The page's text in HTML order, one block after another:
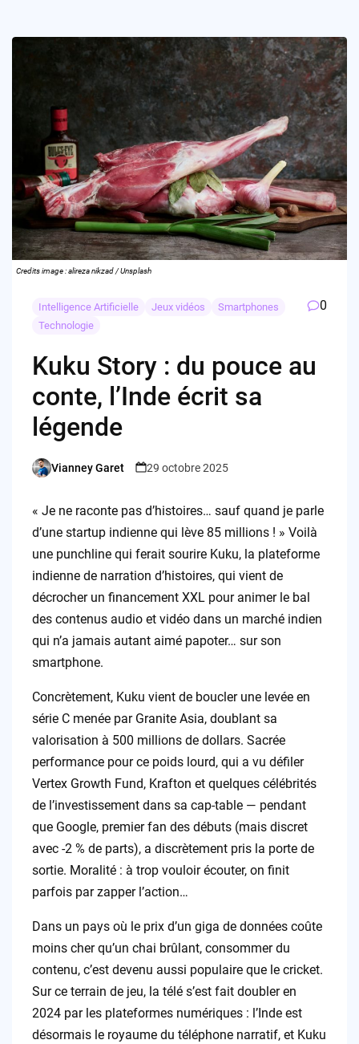
Credits image : alireza nikzad / Unsplash
Intelligence Artificielle Jeux vidéos
Smartphones
Technologie
0
Kuku Story : du pouce au
conte, l’Inde écrit sa
légende
Posted
Vianney Garet 29 octobre 2025
« Je ne raconte pas d’histoires… sauf quand je parle
d’une startup indienne qui lève 85 millions ! » Voilà
une punchline qui ferait sourire Kuku, la plateforme
indienne de narration d’histoires, qui vient de
décrocher un financement XXL pour animer le bal
des contenus audio et vidéo dans un marché indien
qui n’a jamais autant aimé papoter… sur son
smartphone.
Concrètement, Kuku vient de boucler une levée en
série C menée par Granite Asia, doublant sa
valorisation à 500 millions de dollars. Sacrée
performance pour ce poids lourd, qui a vu défiler
Vertex Growth Fund, Krafton et quelques célébrités
de l’investissement dans sa cap-table — pendant
que Google, premier fan des débuts (mais discret
avec -2 % de parts), a discrètement pris la porte de
sortie. Moralité : à trop vouloir écouter, on finit
parfois par zapper l’action…
Dans un pays où le prix d’un giga de données coûte
moins cher qu’un chai brûlant, consommer du
contenu, c’est devenu aussi populaire que le cricket.
Sur ce terrain de jeu, la télé s’est fait doubler en
2024 par les plateformes numériques : l’Inde est
désormais le royaume du téléphone narratif, et Kuku